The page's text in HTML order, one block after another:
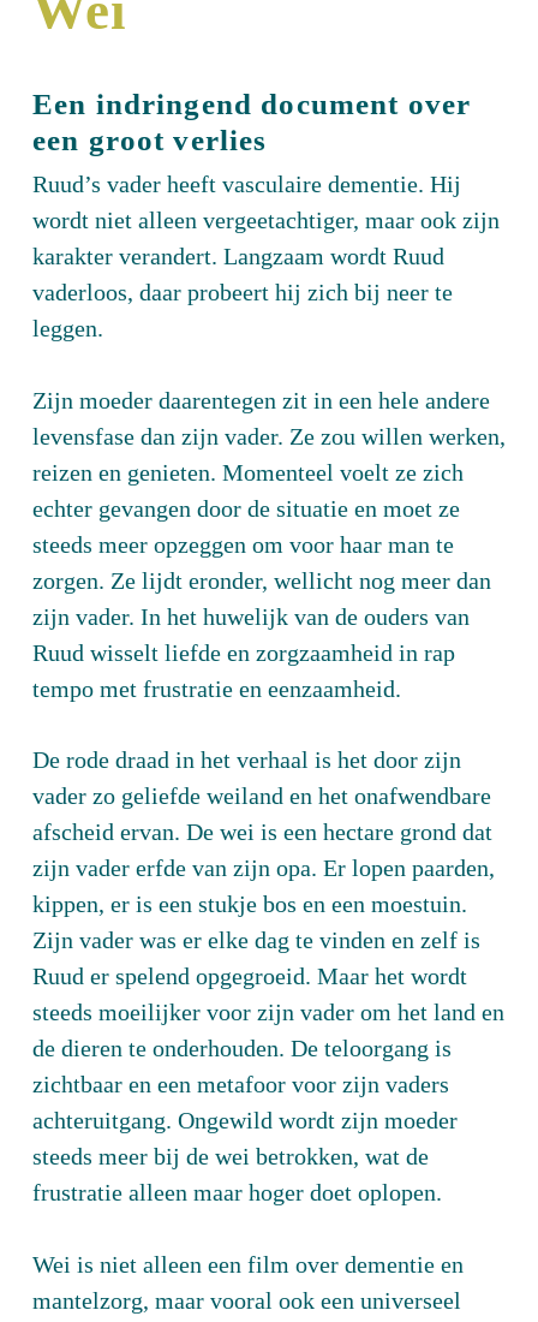
Een indringend document over
een groot verlies
Ruud’s vader heeft vasculaire dementie. Hij
wordt niet alleen vergeetachtiger, maar ook zijn
karakter verandert. Langzaam wordt Ruud
vaderloos, daar probeert hij zich bij neer te
leggen.
Zijn moeder daarentegen zit in een hele andere
levensfase dan zijn vader. Ze zou willen werken,
reizen en genieten. Momenteel voelt ze zich
echter gevangen door de situatie en moet ze
steeds meer opzeggen om voor haar man te
zorgen. Ze lijdt eronder, wellicht nog meer dan
zijn vader. In het huwelijk van de ouders van
Ruud wisselt liefde en zorgzaamheid in rap
tempo met frustratie en eenzaamheid.
De rode draad in het verhaal is het door zijn
vader zo geliefde weiland en het onafwendbare
afscheid ervan. De wei is een hectare grond dat
zijn vader erfde van zijn opa. Er lopen paarden,
kippen, er is een stukje bos en een moestuin.
Zijn vader was er elke dag te vinden en zelf is
Ruud er spelend opgegroeid. Maar het wordt
steeds moeilijker voor zijn vader om het land en
de dieren te onderhouden. De teloorgang is
zichtbaar en een metafoor voor zijn vaders
achteruitgang. Ongewild wordt zijn moeder
steeds meer bij de wei betrokken, wat de
frustratie alleen maar hoger doet oplopen.
Wei is niet alleen een film over dementie en
mantelzorg, maar vooral ook een universeel